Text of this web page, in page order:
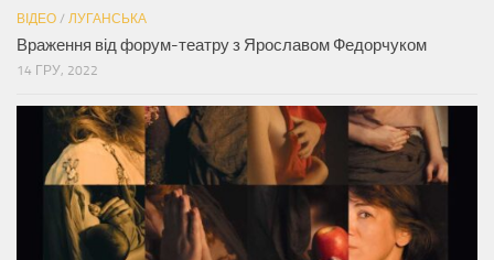
ВІДЕО / ЛУГАНСЬКА
Враження від форум-театру з Ярославом Федорчуком
14 ГРУ, 2022